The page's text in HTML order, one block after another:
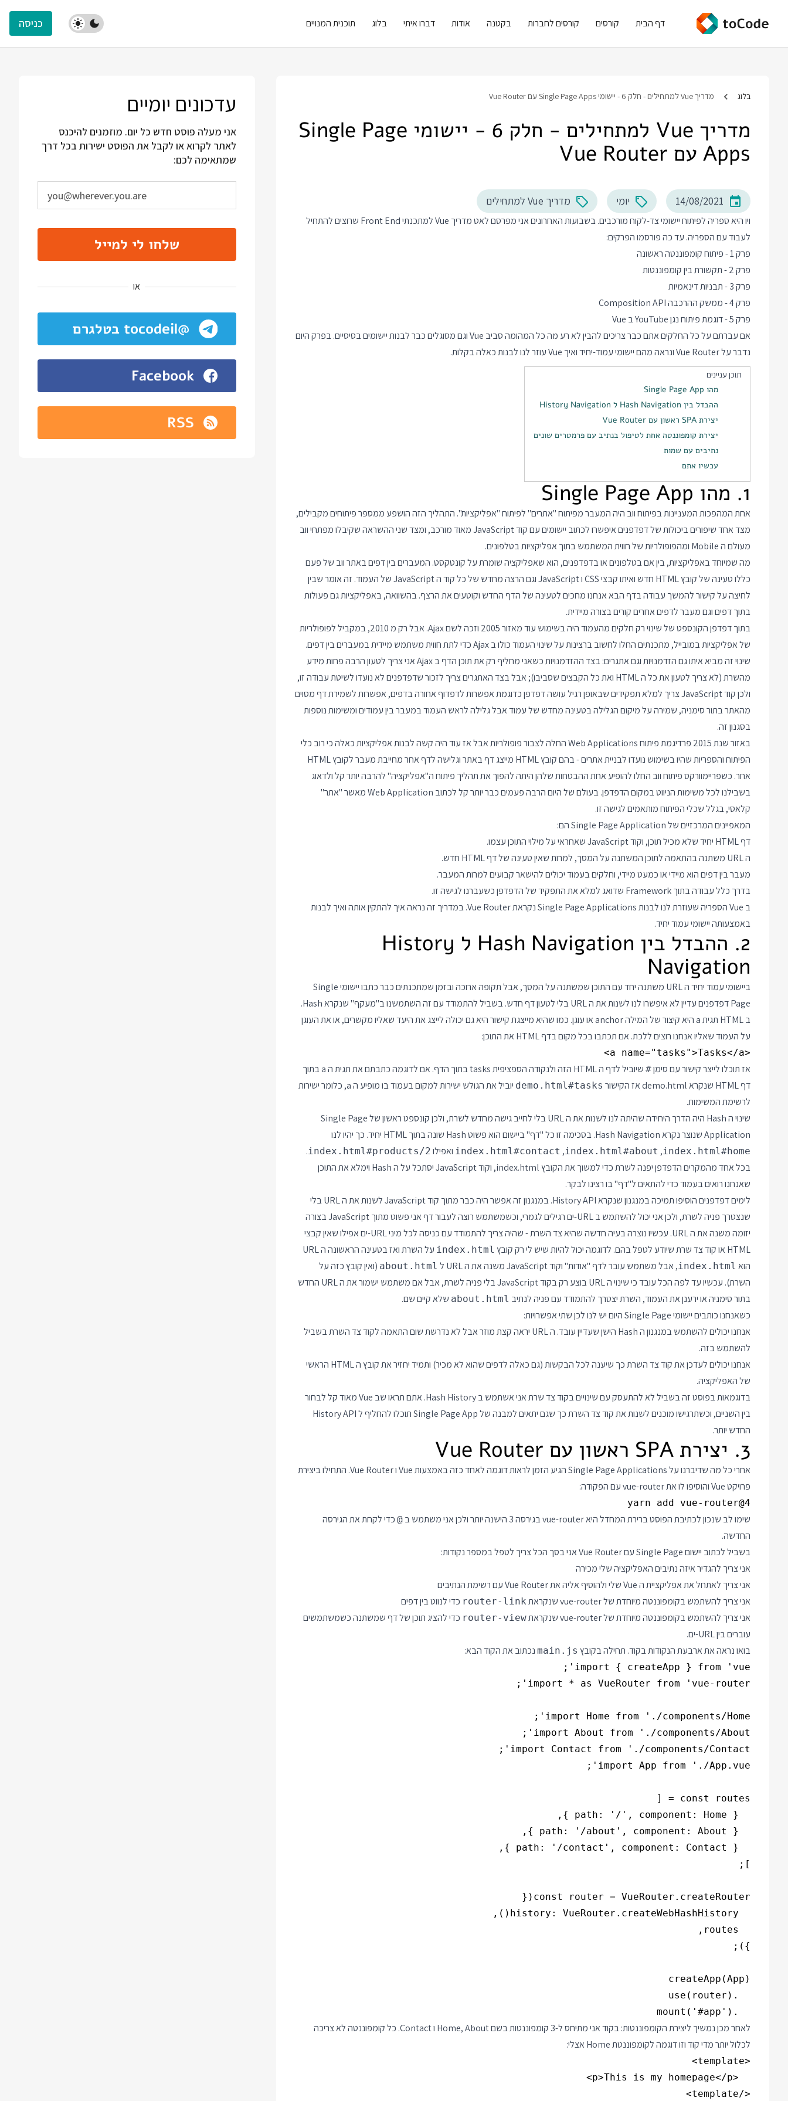
דף הבית קורסים קורסים לחברות בקטנה אודות דברו איתי בלוג תוכנית המנויים כניסה
בלוג מדריך Vue למתחילים - חלק 6 - יישומי Single Page Apps עם Vue Router
מדריך Vue למתחילים - חלק 6 - יישומי Single Page
Apps עם Vue Router
14/08/2021 יומי מדריך Vue למתחילים
ויו היא ספריה לפיתוח יישומי צד-לקוח מורכבים. בשבועות האחרונים אני מפרסם לאט מדריך Vue למתכנתי Front End שרוצים להתחיל
לעבוד עם הספריה. עד כה פורסמו הפרקים:
פרק 1 - פיתוח קומפוננטה ראשונה
פרק 2 - תקשורת בין קומפוננטות
פרק 3 - תבניות דינאמיות
פרק 4 - ממשק ההרכבה Composition API
פרק 5 - דוגמת פיתוח נגן YouTube ב Vue
אם עברתם על כל החלקים אתם כבר צריכים להבין לא רע מה כל המהומה סביב Vue וגם מסוגלים כבר לבנות יישומים בסיסיים. בפרק היום
נדבר על Vue Router ונראה מהם יישומי עמוד-יחיד ואיך Vue עוזר לנו לבנות כאלה בקלות.
תוכן עניינים
מהו Single Page App
ההבדל בין Hash Navigation ל History Navigation
יצירת SPA ראשון עם Vue Router
יצירת קומפוננטה אחת לטיפול בנתיב עם פרמטרים שונים
נתיבים עם שמות
עכשיו אתם
1. מהו Single Page App
אחת המהפכות המעניינות בפיתוח ווב היה המעבר מפיתוח "אתרים" לפיתוח "אפליקציות". התהליך הזה הושפע ממספר פיתוחים מקבילים,
מצד אחד שיפורים ביכולות של דפדפנים איפשרו לכתוב יישומים עם קוד JavaScript מאוד מורכב, ומצד שני ההשראה שקיבלו מפתחי ווב
מעולם ה Mobile ומהפופולריות של חווית המשתמש בתוך אפליקציות בטלפונים.
מה שמיוחד באפליקציות, בין אם בטלפונים או בדפדפנים, הוא שאפליקציה שומרת על קונטקסט. המעברים בין דפים באתר ווב של פעם
כללו טעינה של קובץ HTML חדש ואיתו קבצי CSS ו JavaScript וגם הרצה מחדש של כל קוד ה JavaScript של העמוד. זה אומר שבין
לחיצה על קישור להמשך עבודה בדף הבא אנחנו מחכים לטעינה של הדף החדש וקוטעים את הרצף. בהשוואה, באפליקציות גם פעולות
בתוך דפים וגם מעבר לדפים אחרים קורים בצורה מיידית.
בתוך דפדפן הקונספט של שינוי רק חלקים מהעמוד היה בשימוש עוד מאזור 2005 וזכה לשם Ajax. אבל רק מ 2010, במקביל לפופולריות
של אפליקציות במובייל, מתכנתים החלו לחשוב ברצינות על שינוי העמוד כולו ב Ajax כדי לתת חווית משתמש מיידית במעברים בין דפים.
שינוי זה מביא איתו גם הזדמנויות וגם אתגרים: בצד ההזדמנויות כשאני מחליף רק את תוכן הדף ב Ajax אני צריך לטעון הרבה פחות מידע
מהשרת (לא צריך לטעון את כל ה HTML ואת כל הקבצים שסביבו); אבל בצד האתגרים צריך לזכור שדפדפנים לא נועדו לשיטת עבודה זו,
ולכן קוד JavaScript צריך למלא תפקידים שבאופן רגיל עושה דפדפן כדוגמת אפשרות לדפדוף אחורה בדפים, אפשרות לשמירת דף מסוים
מהאתר בתור סימניה, שמירה על מיקום הגלילה בטעינה מחדש של עמוד אבל גלילה לראש העמוד במעבר בין עמודים ומשימות נוספות
בסגנון זה.
באזור שנת 2015 פרדיגמת פיתוח Web Applications החלה לצבור פופולריות אבל אז עוד היה קשה לבנות אפליקציות כאלה כי רוב כלי
הפיתוח והספריות שהיו בשימוש נועדו לבניית אתרים - בהם קובץ HTML מייצג דף באתר וגלישה לדף אחר מחייבת מעבר לקובץ HTML
אחר. כשפריימוורקס פיתוח ווב החלו להופיע אחת ההבטחות שלהן היתה להפוך את תהליך פיתוח ה"אפליקציה" להרבה יותר קל ולדאוג
בשבילנו לכל משימות הניווט במקום הדפדפן. בעולם של היום הרבה פעמים כבר יותר קל לכתוב Web Application מאשר "אתר"
קלאסי, בגלל שכלי הפיתוח מותאמים לגישה זו.
המאפיינים המרכזיים של Single Page Application הם:
דף HTML יחיד שלא מכיל תוכן, וקוד JavaScript שאחראי על מילוי התוכן עצמו.
ה URL משתנה בהתאמה לתוכן המשתנה על המסך, למרות שאין טעינה של דף HTML חדש.
מעבר בין דפים הוא מיידי או כמעט מיידי, וחלקים בעמוד יכולים להישאר קבועים למרות המעבר.
בדרך כלל עבודה בתוך Framework שדואג למלא את התפקיד של הדפדפן כשעברנו לגישה זו.
ב Vue הספריה שעוזרת לנו לבנות Single Page Applications נקראת Vue Router. במדריך זה נראה איך להתקין אותה ואיך לבנות
באמצעותה יישומי עמוד יחיד.
2. ההבדל בין Hash Navigation ל History
Navigation
ביישומי עמוד יחיד ה URL משתנה יחד עם התוכן שמשתנה על המסך, אבל תקופה ארוכה ובזמן שמתכנתים כבר כתבו יישומי Single
Page דפדפנים עדיין לא איפשרו לנו לשנות את ה URL בלי לטעון דף חדש. בשביל להתמודד עם זה השתמשנו ב"מעקף" שנקרא Hash.
ב HTML תגית a היא קיצור של המילה anchor או עוגן. כמו שהיא מייצגת קישור היא גם יכולה לייצג את היעד שאליו מקשרים, או את העוגן
על העמוד שאליו אנחנו רוצים ללכת. אם תכתבו בכל מקום בדף HTML את התוכן:
<a name="tasks">Tasks</a>
אז תוכלו לייצר קישור עם סימן#
שיוביל לדף ה HTML הזה ולנקודה הספציפית tasks בתוך הדף. אם לדוגמה כתבתם את תגית ה a בתוך
דף HTML שנקרא demo.html אז הקישור
demo.html#tasks
יוביל את הגולש ישירות למקום בעמוד בו מופיע ה a, כלומר ישירות
לרשימת המשימות.
שינוי ה Hash היה הדרך היחידה שהיתה לנו לשנות את ה URL בלי לחייב גישה מחדש לשרת, ולכן קונספט ראשון של Single Page
Application שנוצר נקרא Hash Navigation. בסכימה זו כל "דף" ביישום הוא פשוט Hash שונה בתוך HTML יחיד. כך יהיו לנו
index.html#home
,
index.html#about
,
index.html#contact ואפילו index.html#products/2
.
בכל אחד מהמקרים הדפדפן יפנה לשרת כדי למשוך את הקובץ index.html, וקוד JavaScript יסתכל על ה Hash וימלא את התוכן
שאנחנו רואים בעמוד כדי להתאים ל"דף" בו רצינו לבקר.
לימים דפדפנים הוסיפו תמיכה במנגנון שנקראHistory API
. במנגנון זה אפשר היה כבר מתוך קוד JavaScript לשנות את ה URL בלי
שנצטרך פניה לשרת, ולכן אני יכול להשתמש ב URL-ים רגילים לגמרי, וכשמשתמש רוצה לעבור דף אני פשוט מתוך JavaScript בצורה
יזומה משנה את ה URL. עכשיו נוצרה בעיה חדשה שהיא צד השרת - שהיה צריך להתמודד עם כניסה לכל מיני URL-ים אפילו שאין קבצי
HTML או קוד צד שרת שיודע לטפל בהם. לדוגמה יכול להיות שיש לי רק קובץ
index.html
על השרת ואז בטעינה הראשונה ה URL
הוא index.html, אבל משתמש עובר לדף "אודות" וקוד JavaScript משנה את ה URL ל about.html (ואין קובץ כזה על
השרת). עכשיו עד לפה הכל עובד כי שינוי ה URL בוצע רק בקוד JavaScript בלי פניה לשרת, אבל אם משתמש ישמור את ה URL החדש
בתור סימניה או ירענן את העמוד, השרת יצטרך להתמודד עם פניה לנתיב about.html שלא קיים שם.
כשאנחנו כותבים יישומי Single Page היום יש לנו לכן שתי אפשרויות:
אנחנו יכולים להשתמש במנגנון ה Hash הישן שעדיין עובד. ה URL יראה קצת מוזר אבל לא נדרשת שום התאמה לקוד צד השרת בשביל
להשתמש בזה.
אנחנו יכולים לעדכן את קוד צד השרת כך שיענה לכל הבקשות (גם כאלה לדפים שהוא לא מכיר) ותמיד יחזיר את קובץ ה HTML הראשי
של האפליקציה.
בדוגמאות בפוסט זה בשביל לא להתעסק עם שינויים בקוד צד שרת אני אשתמש ב Hash History. אתם תראו שב Vue מאוד קל לבחור
בין השניים, וכשתרגישו מוכנים לשנות את קוד צד השרת כך שגם יתאים למבנה של Single Page App תוכלו להחליף ל History API
החדש יותר.
3. יצירת SPA ראשון עם Vue Router
אחרי כל מה שדיברנו על Single Page Applications הגיע הזמן לראות דוגמה לאחד כזה באמצעות Vue ו Vue Router. התחילו ביצירת
פרויקט Vue והוסיפו לו את vue-router עם הפקודה:
yarn add vue-router@4
שימו לב שנכון לכתיבת הפוסט ברירת המחדל היא vue-router בגירסה 3 הישנה יותר ולכן אני משתמש ב @ כדי לקחת את הגירסה
החדשה.
בשביל לכתוב יישום Single Page עם Vue Router אני בסך הכל צריך לטפל במספר נקודות:
אני צריך להגדיר איזה נתיבים האפליקציה שלי מכירה
אני צריך לאתחל את אפליקציית ה Vue שלי ולהוסיף אליה את Vue Router עם רשימת הנתיבים
אני צריך להשתמש בקומפוננטה מיוחדת של vue-router שנקראת
router-link כדי לנווט בין דפים
אני צריך להשתמש בקומפוננטה מיוחדת של vue-router שנקראת
router-view כדי להציג תוכן של דף שמשתנה כשמשתמשים
עוברים בין URL-ים.
בואו נראה את ארבעת הנקודות בקוד. תחילה בקובץ main.js נכתוב את הקוד הבא:
  .mount('#app')
לאחר מכן נמשיך ליצירת הקומפוננטות: בקוד אני מתיחס ל-3 קומפוננטות בשם Home, About ו Contact. כל קומפוננטה לא צריכה
לכלול יותר מדי קוד וזו דוגמה לקומפוננטת Home אצלי:
עדכונים יומיים
אני מעלה פוסט חדש כל יום. מוזמנים להיכנס
לאתר לקרוא או לקבל את הפוסט ישירות בכל דרך
שמתאימה לכם:
שלחו לי למייל
או
@tocodeil בטלגרם
Facebook
RSS